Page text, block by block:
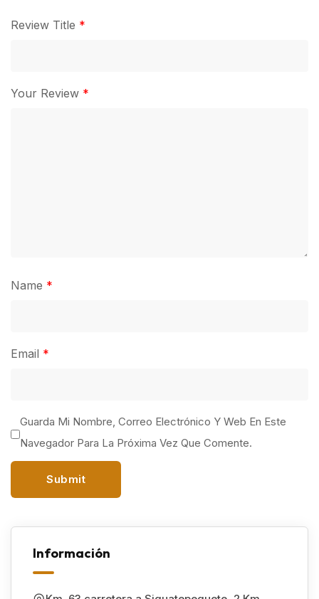
Review Title *
Your Review *
Name *
Email *
Guarda Mi Nombre, Correo Electrónico Y Web En Este
Navegador Para La Próxima Vez Que Comente.
Información